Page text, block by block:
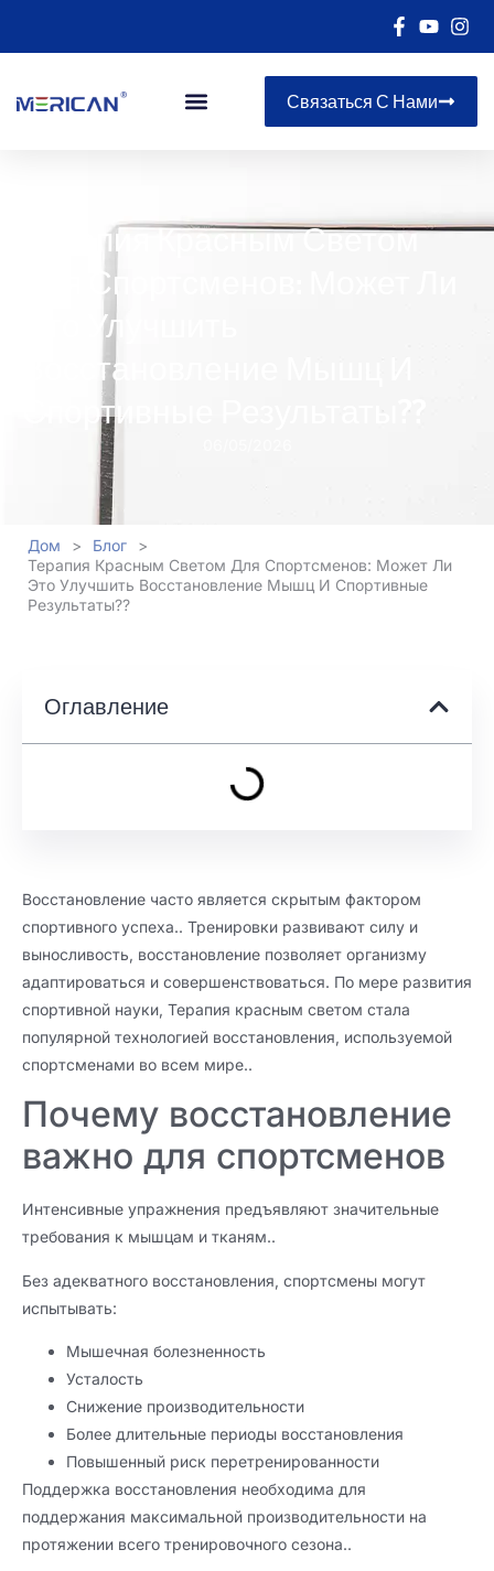
Связаться С Нами
Терапия Красным Светом
Для Спортсменов: Может Ли
Это Улучшить
Восстановление Мышц И
Спортивные Результаты??
Дом > Блог
>
Терапия Красным Светом Для Спортсменов: Может Ли
Это Улучшить Восстановление Мышц И Спортивные
Результаты??
Оглавление
Восстановление часто является скрытым фактором
спортивного успеха.. Тренировки развивают силу и
выносливость, восстановление позволяет организму
адаптироваться и совершенствоваться. По мере развития
спортивной науки, Терапия красным светом стала
популярной технологией восстановления, используемой
спортсменами во всем мире..
Почему восстановление
важно для спортсменов
Интенсивные упражнения предъявляют значительные
требования к мышцам и тканям..
Без адекватного восстановления, спортсмены могут
испытывать:
Мышечная болезненность
Усталость
Снижение производительности
Более длительные периоды восстановления
Повышенный риск перетренированности
Поддержка восстановления необходима для
поддержания максимальной производительности на
протяжении всего тренировочного сезона..